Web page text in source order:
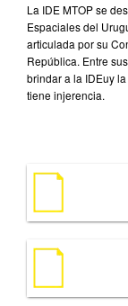
La IDE MTOP se
Espaciales del
articulada por su
República. Entre
brindar a la IDEuy
tiene injerencia.